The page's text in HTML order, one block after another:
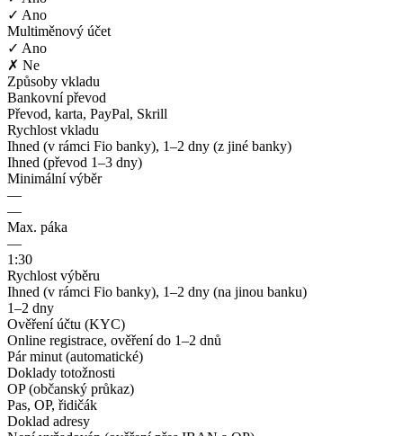
✓ Ano
Multiměnový účet
✓ Ano
✗ Ne
Způsoby vkladu
Bankovní převod
Převod, karta, PayPal, Skrill
Rychlost vkladu
Ihned (v rámci Fio banky), 1–2 dny (z jiné banky)
Ihned (převod 1–3 dny)
Minimální výběr
—
—
Max. páka
—
1:30
Rychlost výběru
Ihned (v rámci Fio banky), 1–2 dny (na jinou banku)
1–2 dny
Ověření účtu (KYC)
Online registrace, ověření do 1–2 dnů
Pár minut (automatické)
Doklady totožnosti
OP (občanský průkaz)
Pas, OP, řidičák
Doklad adresy